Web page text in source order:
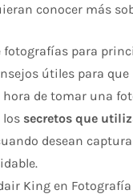
conocer más
fotografías para
útiles para que
de tomar una
los secretos que
desean
King en